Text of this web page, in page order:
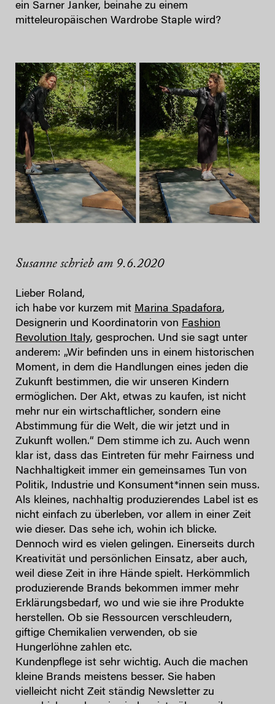
ein Sarner Janker, beinahe zu einem
mitteleuropäischen Wardrobe Staple wird?
Susanne schrieb am 9.6.2020
Lieber Roland,
ich habe vor kurzem mit Marina Spadafora,
Designerin und Koordinatorin von Fashion
Revolution Italy, gesprochen. Und sie sagt unter
anderem: „Wir befinden uns in einem historischen
Moment, in dem die Handlungen eines jeden die
Zukunft bestimmen, die wir unseren Kindern
ermöglichen. Der Akt, etwas zu kaufen, ist nicht
mehr nur ein wirtschaftlicher, sondern eine
Abstimmung für die Welt, die wir jetzt und in
Zukunft wollen.“ Dem stimme ich zu. Auch wenn
klar ist, dass das Eintreten für mehr Fairness und
Nachhaltigkeit immer ein gemeinsames Tun von
Politik, Industrie und Konsument*innen sein muss.
Als kleines, nachhaltig produzierendes Label ist es
nicht einfach zu überleben, vor allem in einer Zeit
wie dieser. Das sehe ich, wohin ich blicke.
Dennoch wird es vielen gelingen. Einerseits durch
Kreativität und persönlichen Einsatz, aber auch,
weil diese Zeit in ihre Hände spielt. Herkömmlich
produzierende Brands bekommen immer mehr
Erklärungsbedarf, wo und wie sie ihre Produkte
herstellen. Ob sie Ressourcen verschleudern,
giftige Chemikalien verwenden, ob sie
Hungerlöhne zahlen etc.
Kundenpflege ist sehr wichtig. Auch die machen
kleine Brands meistens besser. Sie haben
vielleicht nicht Zeit ständig Newsletter zu